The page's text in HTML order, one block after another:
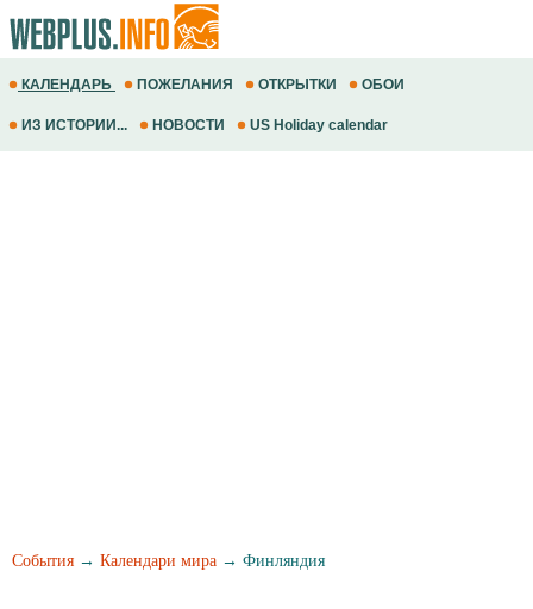
КАЛЕНДАРЬ ПОЖЕЛАНИЯ ОТКРЫТКИ ОБОИ
ИЗ ИСТОРИИ... НОВОСТИ US Holiday calendar
События → Календари мира → Финляндия